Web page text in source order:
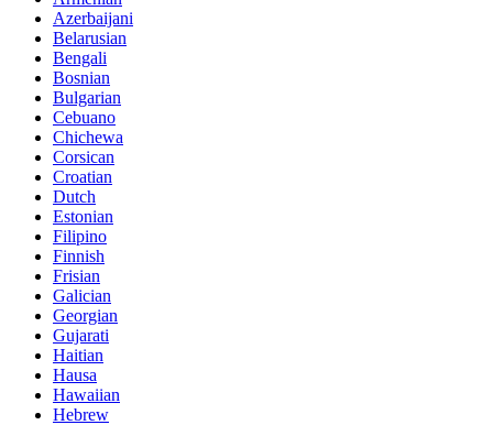
Azerbaijani
Belarusian
Bengali
Bosnian
Bulgarian
Cebuano
Chichewa
Corsican
Croatian
Dutch
Estonian
Filipino
Finnish
Frisian
Galician
Georgian
Gujarati
Haitian
Hausa
Hawaiian
Hebrew